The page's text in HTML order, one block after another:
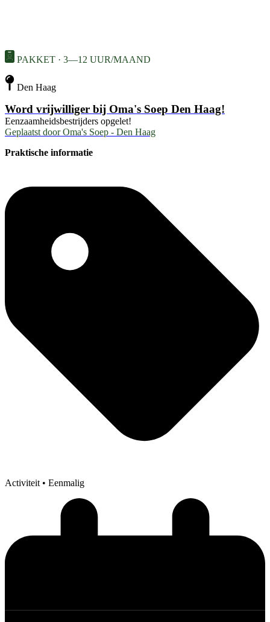
PAKKET · 3—12 UUR/MAAND
Den Haag
Word vrijwilliger bij Oma's Soep Den Haag!
Eenzaamheidsbestrijders opgelet!
Geplaatst door Oma's Soep - Den Haag
Praktische informatie
Activiteit• Eenmalig